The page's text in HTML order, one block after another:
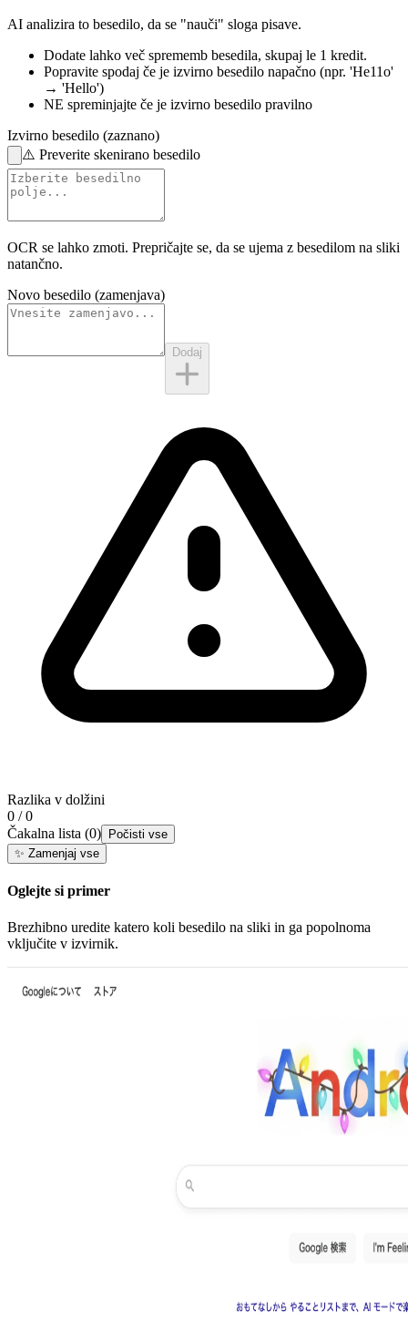
AI analizira to besedilo, da se "nauči" sloga pisave.
Dodate lahko več sprememb besedila, skupaj le 1 kredit.
Popravite spodaj če je izvirno besedilo napačno (npr. 'He11o'
→ 'Hello')
NE spreminjajte če je izvirno besedilo pravilno
Izvirno besedilo (zaznano)
⚠️ Preverite skenirano besedilo
OCR se lahko zmoti. Prepričajte se, da se ujema z besedilom na sliki
natančno.
Novo besedilo (zamenjava)
Dodaj
Razlika v dolžini
0 / 0
Čakalna lista (0)
Počisti vse
✨ Zamenjaj vse
Oglejte si primer
Brezhibno uredite katero koli besedilo na sliki in ga popolnoma
vključite v izvirnik.